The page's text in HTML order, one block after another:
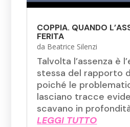
COPPIA. QUANDO
FERITA
da Beatrice Silenzi
Talvolta l’assenza è
stessa del rapporto
poiché le
lasciano tracce
scavano in
LEGGI TUTTO